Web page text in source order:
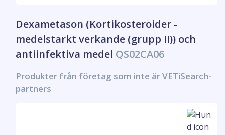
Dexametason (Kortikosteroider -
medelstarkt verkande (grupp II)) och
antiinfektiva medel QS02CA06
Produkter från företag som inte är VETiSearch-
partners